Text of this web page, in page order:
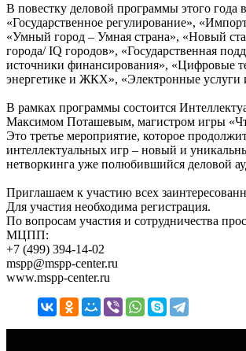
В повестку деловой программы этого
«Государственное регулирование»,
«Умный город – Умная страна», «Новый
города/ IQ городов», «Государственная
источники финансирования», «Цифровые
энергетике и ЖКХ», «Электронные услуги
В рамках программы состоится
Максимом Поташевым, магистром игры
Это третье мероприятие, которое
интеллектуальных игр – новый и
нетворкинга уже полюбившийся деловой
Приглашаем к участию всех
Для участия необходима регистрация.
По вопросам участия и сотрудничества
МЦПП:
+7 (499) 394-14-02
mspp@mspp-center.ru
www.mspp-center.ru